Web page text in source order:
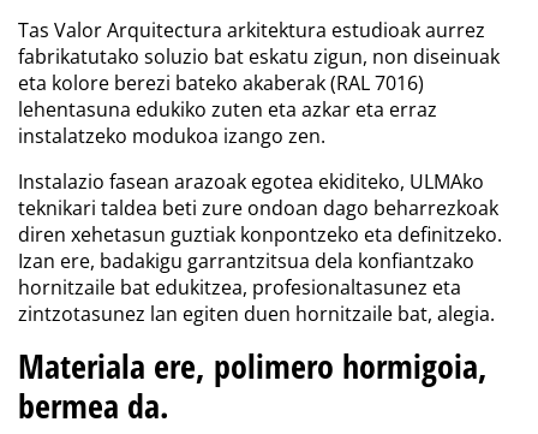
Tas Valor Arquitectura arkitektura estudioak aurrez
fabrikatutako soluzio bat eskatu zigun, non diseinuak
eta kolore berezi bateko akaberak (RAL 7016)
lehentasuna edukiko zuten eta azkar eta erraz
instalatzeko modukoa izango zen.
Instalazio fasean arazoak egotea ekiditeko, ULMAko
teknikari taldea beti zure ondoan dago beharrezkoak
diren xehetasun guztiak konpontzeko eta definitzeko.
Izan ere, badakigu garrantzitsua dela konfiantzako
hornitzaile bat edukitzea, profesionaltasunez eta
zintzotasunez lan egiten duen hornitzaile bat, alegia.
Materiala ere, polimero hormigoia,
bermea da.